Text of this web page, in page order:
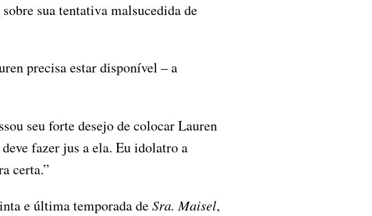
sobre sua tentativa malsucedida de
precisa estar disponível – a
seu forte desejo de colocar Lauren
fazer jus a ela. Eu idolatro a
certa.”
e última temporada deSra. Maisel,